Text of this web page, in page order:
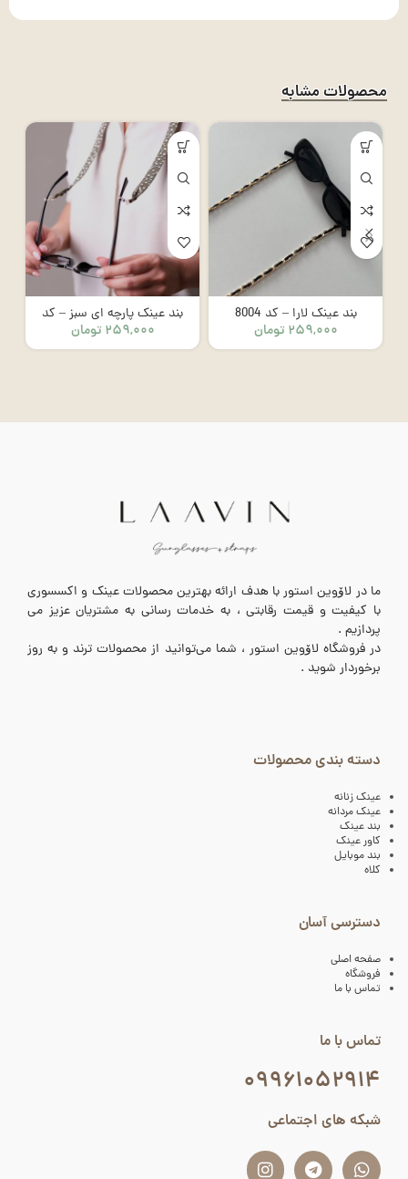
محصولات مشابه
بند عینک لارا – کد 8004
۲۵۹,۰۰۰ تومان
بند عینک پارچه ای سبز – کد
8001
۲۵۹,۰۰۰ تومان
ما در لاۆوین استور با هدف ارائه بهترین محصولات عینک و اکسسوری
با کیفیت و قیمت رقابتی ، به خدمات رسانی به مشتریان عزیز می
پردازیم .
در فروشگاه لاۆوین استور ، شما می‌توانید از محصولات ترند و به روز
برخوردار شوید .
دسته بندی محصولات
عینک زنانه
عینک مردانه
بند عینک
کاور عینک
بند موبایل
کلاه
دسترسی آسان
صفحه اصلی
فروشگاه
تماس با ما
تماس با ما
۰۹۹۶۱۰۵۲۹۱۴
شبکه های اجتماعی